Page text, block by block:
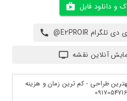
و دانلود فایل
آنلاین نقشه
طراحی - کم ترین زمان و هزینه